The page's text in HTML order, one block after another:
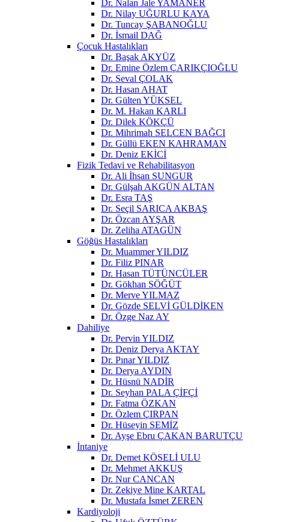
Dr. Nalan Jale YAMANER
Dr. Nilay UĞURLU KAYA
Dr. Tuncay ŞABANOĞLU
Dr. İsmail DAĞ
Çocuk Hastalıkları
Dr. Başak AKYÜZ
Dr. Emine Özlem ÇARIKÇIOĞLU
Dr. Seval ÇOLAK
Dr. Hasan AHAT
Dr. Gülten YÜKSEL
Dr. M. Hakan KARLI
Dr. Dilek KÖKÇÜ
Dr. Mihrimah SELCEN BAĞCI
Dr. Güllü EKEN KAHRAMAN
Dr. Deniz EKİCİ
Fizik Tedavi ve Rehabilitasyon
Dr. Ali İhsan SUNGUR
Dr. Gülşah AKGÜN ALTAN
Dr. Esra TAŞ
Dr. Seçil SARICA AKBAŞ
Dr. Özcan AYŞAR
Dr. Zeliha ATAGÜN
Göğüs Hastalıkları
Dr. Muammer YILDIZ
Dr. Filiz PINAR
Dr. Hasan TÜTÜNCÜLER
Dr. Gökhan SÖĞÜT
Dr. Merve YILMAZ
Dr. Gözde SELVİ GÜLDİKEN
Dr. Özge Naz AY
Dahiliye
Dr. Pervin YILDIZ
Dr. Deniz Derya AKTAY
Dr. Pınar YILDIZ
Dr. Derya AYDIN
Dr. Hüsnü NADİR
Dr. Seyhan PALA ÇİFÇİ
Dr. Fatma ÖZKAN
Dr. Özlem ÇIRPAN
Dr. Hüseyin SEMİZ
Dr. Ayşe Ebru ÇAKAN BARUTÇU
İntaniye
Dr. Demet KÖSELİ ULU
Dr. Mehmet AKKUŞ
Dr. Nur CANCAN
Dr. Zekiye Mine KARTAL
Dr. Mustafa İsmet ZEREN
Kardiyoloji